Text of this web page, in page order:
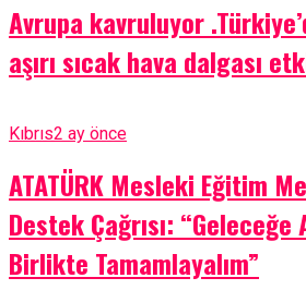
Avrupa kavruluyor
aşırı sıcak hava dalgası
Kıbrıs2 ay önce
ATATÜRK Mesleki Eğitim
Destek Çağrısı: “Geleceğe
Birlikte Tamamlayalım”